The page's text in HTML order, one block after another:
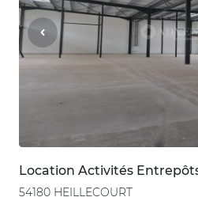
Location Activités
54180 HEILLECOURT